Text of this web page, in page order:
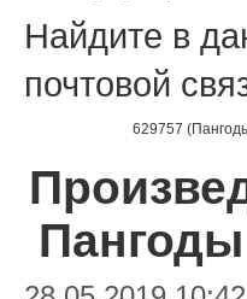
Найдите в
почтовой
629757